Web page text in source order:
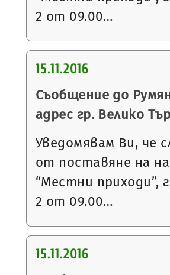
2 от 09.00…
15.11.2016
Съобщение до
адрес гр. Велико
Уведомявам Ви, че
от поставяне на
“Местни приходи”,
2 от 09.00…
15.11.2016